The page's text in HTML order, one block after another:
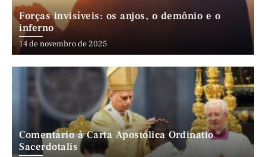
Forças invisíveis: os anjos, o demônio e o
inferno
14 de novembro de 2025
Comentário à Carta Apostólica Ordinatio
Sacerdotalis